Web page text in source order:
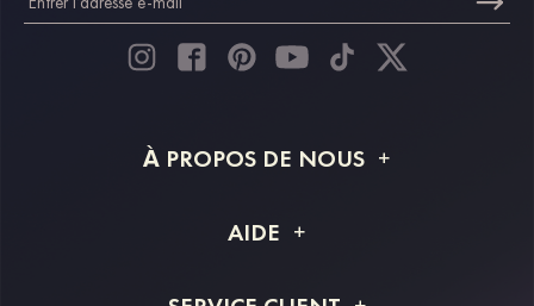
À PROPOS DE NOUS
Livraison
AIDE